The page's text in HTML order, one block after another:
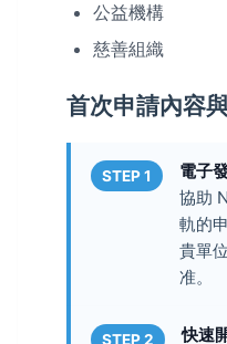
公益機構
慈善組織
首次申請內容
STEP 1 電子
協助
軌的
貴單
准。
STEP 2 快速